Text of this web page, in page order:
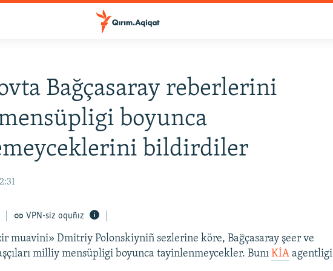
Bağçasaray reberlerini
boyunca
bildirdiler
VPN-siz oquñız
muavini» Dmitriy Polonskiyniñ sezlerine köre, Bağçasaray şeer ve
milliy mensüpligi boyunca tayinlenmeycekler. BunıKİA agentligi